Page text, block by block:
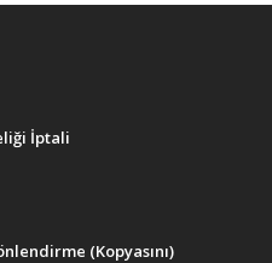
İptali
(Kopyasını)